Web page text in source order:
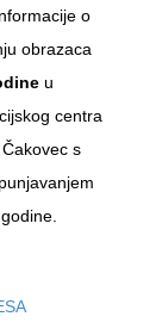
o
obrazaca
u
centra
s